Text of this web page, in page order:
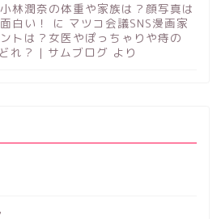
林潤奈の体重や家族は？顔写真は
白い！
に マツコ会議SNS漫画家
トは？女医やぽっちゃりや痔の
れ？ | サムブログ より